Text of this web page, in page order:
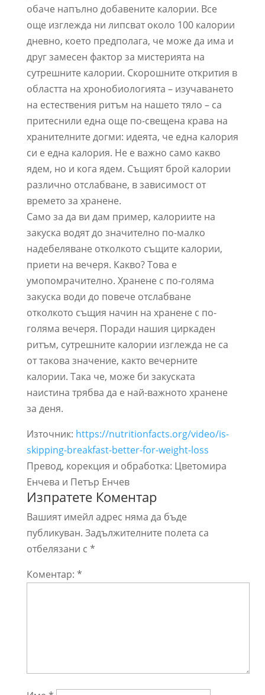
обаче напълно добавените калории. Все
още изглежда ни липсват около 100 калории
дневно, което предполага, че може да има и
друг замесен фактор за мистерията на
сутрешните калории. Скорошните открития в
областта на хронобиологията – изучаването
на естествения ритъм на нашето тяло – са
притеснили една още по-свещена крава на
хранителните догми: идеята, че една калория
си е една калория. Не е важно само какво
ядем, но и кога ядем. Същият брой калории
различно отслабване, в зависимост от
времето за хранене.
Само за да ви дам пример, калориите на
закуска водят до значително по-малко
надебеляване отколкото същите калории,
приети на вечеря. Какво? Това е
умопомрачително. Хранене с по-голяма
закуска води до повече отслабване
отколкото същия начин на хранене с по-
голяма вечеря. Поради нашия циркаден
ритъм, сутрешните калории изглежда не са
от такова значение, както вечерните
калории. Така че, може би закуската
наистина трябва да е най-важното хранене
за деня.
Източник: https://nutritionfacts.org/video/is-
skipping-breakfast-better-for-weight-loss
Превод, корекция и обработка: Цветомира
Енчева и Петър Енчев
Изпратете Коментар
Вашият имейл адрес няма да бъде
публикуван. Задължителните полета са
отбелязани с *
Коментар: *